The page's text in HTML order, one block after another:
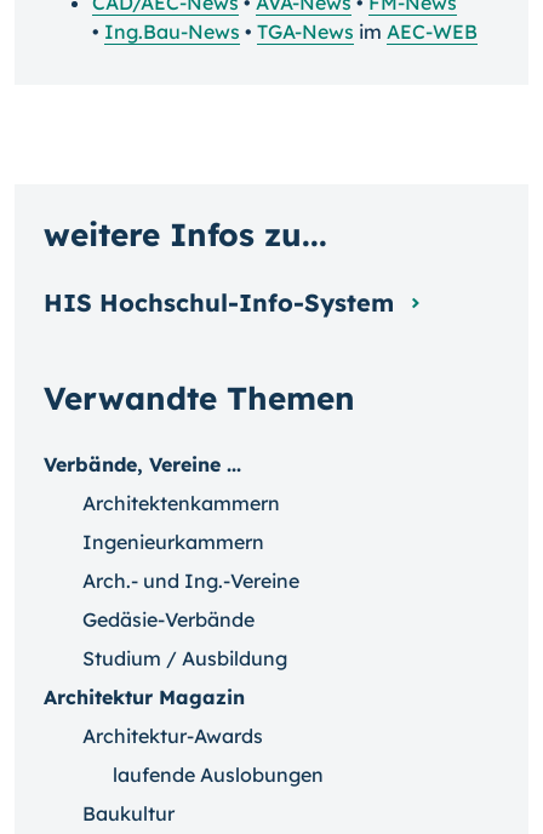
• Ing.Bau-News • TGA-News im AEC-WEB
Verwandte Themen
Verbände, Vereine ...
Architektenkammern
Ingenieurkammern
Arch.- und Ing.-Vereine
Gedäsie-Verbände
Studium / Ausbildung
Architektur Magazin
Architektur-Awards
laufende Auslobungen
Baukultur
weitere Infos zu...
HIS Hochschul-Info-System